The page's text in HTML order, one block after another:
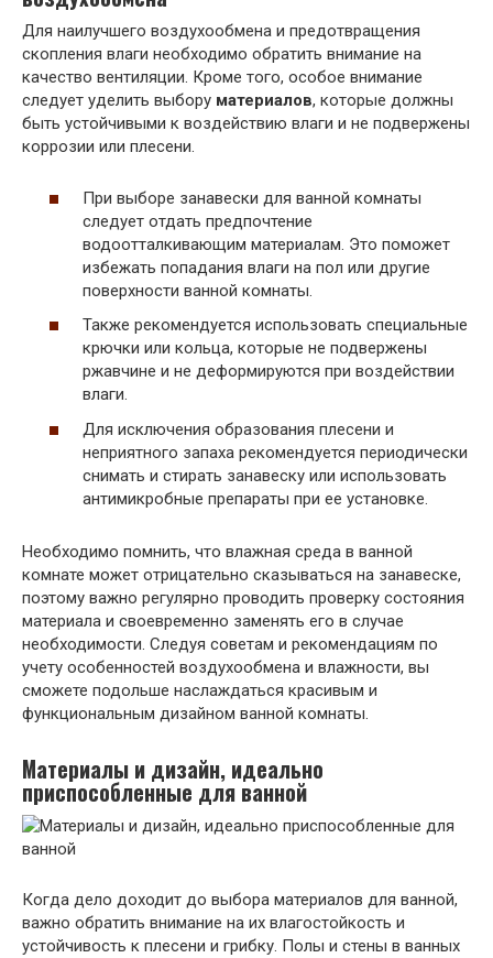
Для наилучшего воздухообмена и предотвращения
скопления влаги необходимо обратить внимание на
качество вентиляции. Кроме того, особое внимание
следует уделить выбору материалов, которые должны
быть устойчивыми к воздействию влаги и не подвержены
коррозии или плесени.
При выборе занавески для ванной комнаты
следует отдать предпочтение
водоотталкивающим материалам. Это поможет
избежать попадания влаги на пол или другие
поверхности ванной комнаты.
Также рекомендуется использовать специальные
крючки или кольца, которые не подвержены
ржавчине и не деформируются при воздействии
влаги.
Для исключения образования плесени и
неприятного запаха рекомендуется периодически
снимать и стирать занавеску или использовать
антимикробные препараты при ее установке.
Необходимо помнить, что влажная среда в ванной
комнате может отрицательно сказываться на занавеске,
поэтому важно регулярно проводить проверку состояния
материала и своевременно заменять его в случае
необходимости. Следуя советам и рекомендациям по
учету особенностей воздухообмена и влажности, вы
сможете подольше наслаждаться красивым и
функциональным дизайном ванной комнаты.
Материалы и дизайн, идеально
приспособленные для ванной
Когда дело доходит до выбора материалов для ванной,
важно обратить внимание на их влагостойкость и
устойчивость к плесени и грибку. Полы и стены в ванных